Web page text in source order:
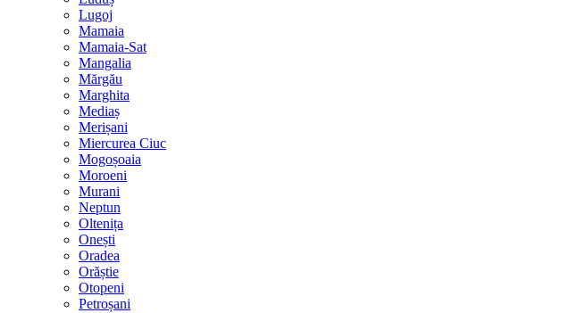
Lugoj
Mamaia
Mamaia-Sat
Mangalia
Mărgău
Marghita
Mediaș
Merișani
Miercurea Ciuc
Mogoșoaia
Moroeni
Murani
Neptun
Oltenița
Onești
Oradea
Orăștie
Otopeni
Petroșani